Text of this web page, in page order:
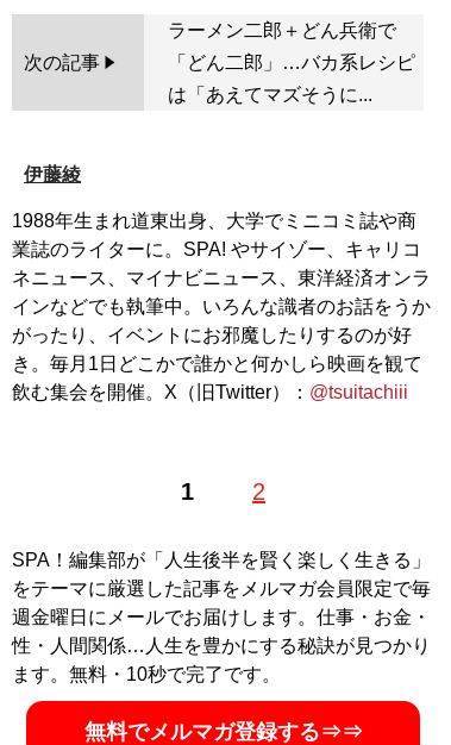
次の記事
ラーメン二郎＋どん兵衛で
「どん二郎」…バカ系レシピ
は「あえてマズそうに...
伊藤綾
1988年生まれ道東出身、大学でミニコミ誌や商
業誌のライターに。SPA! やサイゾー、キャリコ
ネニュース、マイナビニュース、東洋経済オンラ
インなどでも執筆中。いろんな識者のお話をうか
がったり、イベントにお邪魔したりするのが好
き。毎月1日どこかで誰かと何かしら映画を観て
飲む集会を開催。X（旧Twitter）： @tsuitachiii
1 2
SPA！編集部が「人生後半を賢く楽しく生きる」
をテーマに厳選した記事をメルマガ会員限定で毎
週金曜日にメールでお届けします。仕事・お金・
性・人間関係…人生を豊かにする秘訣が見つかり
ます。無料・10秒で完了です。
無料でメルマガ登録する⇒⇒